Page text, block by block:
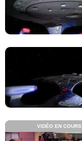
VIDÉO EN COURS